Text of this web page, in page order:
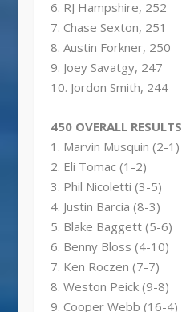
6. RJ Hampshire, 252
7. Chase Sexton, 251
8. Austin Forkner, 250
9. Joey Savatgy, 247
10. Jordon Smith, 244
450 OVERALL RESULTS
1. Marvin Musquin (2-1)
2. Eli Tomac (1-2)
3. Phil Nicoletti (3-5)
4. Justin Barcia (8-3)
5. Blake Baggett (5-6)
6. Benny Bloss (4-10)
7. Ken Roczen (7-7)
8. Weston Peick (9-8)
9. Cooper Webb (16-4)